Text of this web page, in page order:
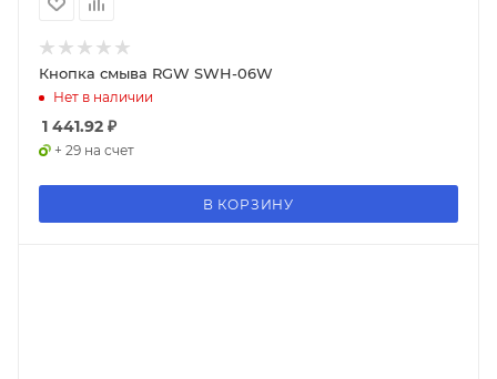
Кнопка смыва RGW SWH-06W
Нет в наличии
1 441.92 ₽
+ 29 на счет
В КОРЗИНУ